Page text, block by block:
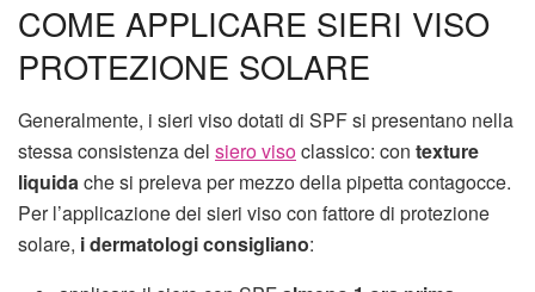
COME APPLICARE SIERI VISO
PROTEZIONE SOLARE
Generalmente, i sieri viso dotati di SPF si presentano nella
stessa consistenza del siero visoclassico: con texture
liquidache si preleva per mezzo della pipetta contagocce.
Per l’applicazione dei sieri viso con fattore di protezione
solare, i dermatologi consigliano: